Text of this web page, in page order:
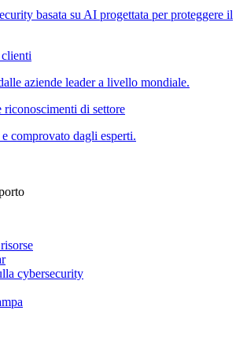
basata su AI progettata per proteggere il
aziende leader a livello mondiale.
riconoscimenti di settore
e comprovato dagli esperti.
cybersecurity